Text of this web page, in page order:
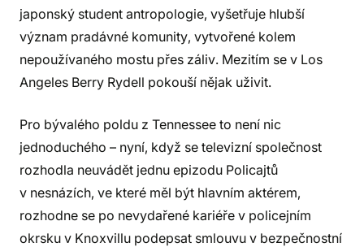
japonský student antropologie, vyšetřuje hlubší
význam pradávné komunity, vytvořené kolem
nepoužívaného mostu přes záliv. Mezitím se v Los
Angeles Berry Rydell pokouší nějak uživit.
Pro bývalého poldu z Tennessee to není nic
jednoduchého – nyní, když se televizní společnost
rozhodla neuvádět jednu epizodu Policajtů
v nesnázích, ve které měl být hlavním aktérem,
rozhodne se po nevydařené kariéře v policejním
okrsku v Knoxvillu podepsat smlouvu v bezpečnostní